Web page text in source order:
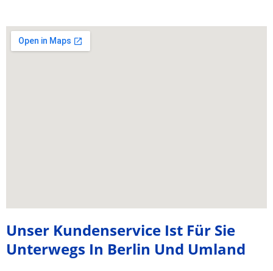
Unser Kundenservice Ist Für Sie
Unterwegs In Berlin Und Umland